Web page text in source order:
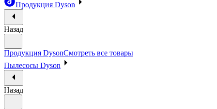
Продукция Dyson
Назад
Продукция DysonСмотреть все товары
Пылесосы Dyson
Назад